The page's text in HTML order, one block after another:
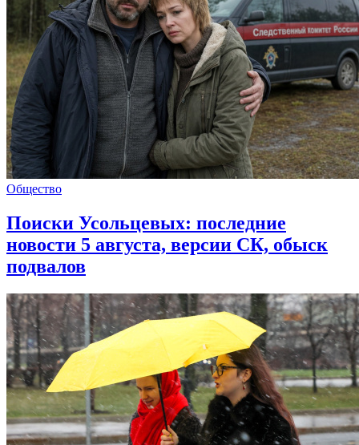
Общество
Поиски Усольцевых: последние
новости 5 августа, версии СК, обыск
подвалов